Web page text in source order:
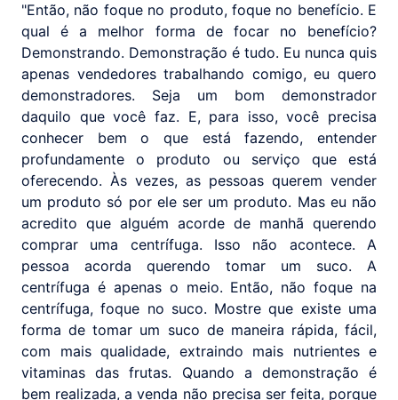
"Então, não foque no produto, foque no benefício. E
qual é a melhor forma de focar no benefício?
Demonstrando. Demonstração é tudo. Eu nunca quis
apenas vendedores trabalhando comigo, eu quero
demonstradores. Seja um bom demonstrador
daquilo que você faz. E, para isso, você precisa
conhecer bem o que está fazendo, entender
profundamente o produto ou serviço que está
oferecendo. Às vezes, as pessoas querem vender
um produto só por ele ser um produto. Mas eu não
acredito que alguém acorde de manhã querendo
comprar uma centrífuga. Isso não acontece. A
pessoa acorda querendo tomar um suco. A
centrífuga é apenas o meio. Então, não foque na
centrífuga, foque no suco. Mostre que existe uma
forma de tomar um suco de maneira rápida, fácil,
com mais qualidade, extraindo mais nutrientes e
vitaminas das frutas. Quando a demonstração é
bem realizada, a venda não precisa ser feita, porque